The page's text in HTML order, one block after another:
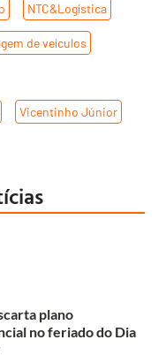
NTC&Logística
de veículos
Vicentinho Júnior
plano
no feriado do Dia